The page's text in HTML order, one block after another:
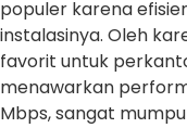
populer karena
instalasinya. Oleh
favorit untuk
menawarkan
Mbps, sangat